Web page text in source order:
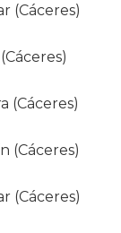
(Cáceres)
(Cáceres)
(Cáceres)
(Cáceres)